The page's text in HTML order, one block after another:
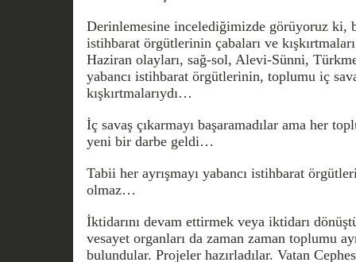
Derinlemesine incelediğimizde görüyoruz ki,
istihbarat örgütlerinin çabaları ve
Haziran olayları, sağ-sol, Alevi-Sünni,
yabancı istihbarat örgütlerinin, toplumu iç
kışkırtmalarıydı…
İç savaş çıkarmayı başaramadılar ama her
yeni bir darbe geldi…
Tabii her ayrışmayı yabancı istihbarat
olmaz…
İktidarını devam ettirmek veya iktidarı
vesayet organları da zaman zaman toplumu
bulundular. Projeler hazırladılar. Vatan